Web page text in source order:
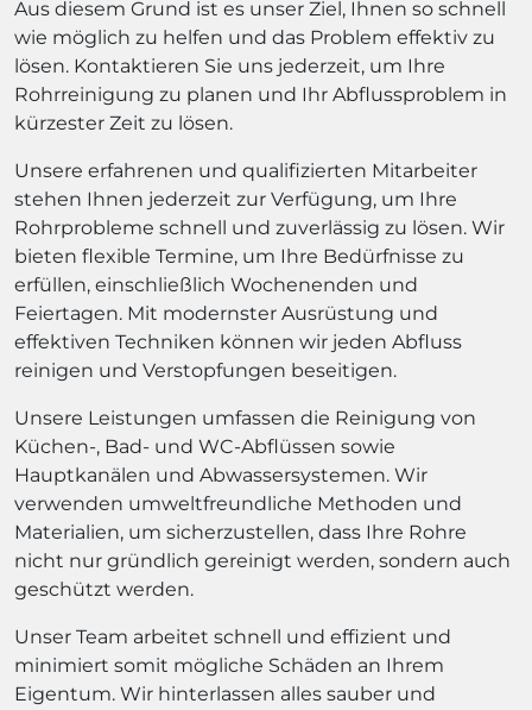
Aus diesem Grund ist es unser Ziel, Ihnen so schnell
wie möglich zu helfen und das Problem effektiv zu
lösen. Kontaktieren Sie uns jederzeit, um Ihre
Rohrreinigung zu planen und Ihr Abflussproblem in
kürzester Zeit zu lösen.
Unsere erfahrenen und qualifizierten Mitarbeiter
stehen Ihnen jederzeit zur Verfügung, um Ihre
Rohrprobleme schnell und zuverlässig zu lösen. Wir
bieten flexible Termine, um Ihre Bedürfnisse zu
erfüllen, einschließlich Wochenenden und
Feiertagen. Mit modernster Ausrüstung und
effektiven Techniken können wir jeden Abfluss
reinigen und Verstopfungen beseitigen.
Unsere Leistungen umfassen die Reinigung von
Küchen-, Bad- und WC-Abflüssen sowie
Hauptkanälen und Abwassersystemen. Wir
verwenden umweltfreundliche Methoden und
Materialien, um sicherzustellen, dass Ihre Rohre
nicht nur gründlich gereinigt werden, sondern auch
geschützt werden.
Unser Team arbeitet schnell und effizient und
minimiert somit mögliche Schäden an Ihrem
Eigentum. Wir hinterlassen alles sauber und